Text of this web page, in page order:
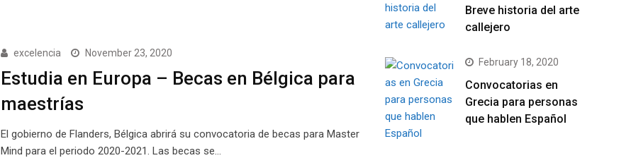
excelencia November 23, 2020
Estudia en Europa – Becas en Bélgica para
maestrías
El gobierno de Flanders, Bélgica abrirá su convocatoria de becas para Master
Mind para el periodo 2020-2021. Las becas se…
Breve historia del arte
callejero
February 18, 2020
Convocatorias en
Grecia para personas
que hablen Español